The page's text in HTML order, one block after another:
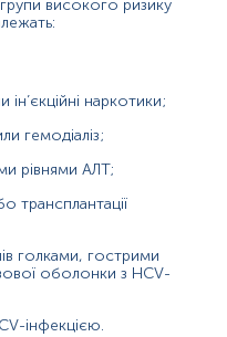
переходить у
людей можуть
цироз або
20-30 років
Flaviviridae і має
високого ризику
наркотики;
гемодіаліз;
рівнями АЛТ;
трансплантації
голками, гострими
оболонки з HCV-
інфекцією.